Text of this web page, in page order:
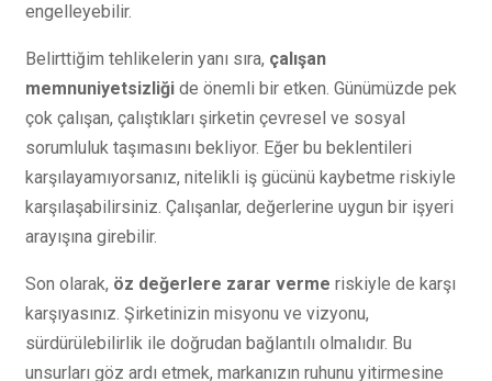
engelleyebilir.
Belirttiğim tehlikelerin yanı sıra, çalışan
memnuniyetsizliği de önemli bir etken. Günümüzde pek
çok çalışan, çalıştıkları şirketin çevresel ve sosyal
sorumluluk taşımasını bekliyor. Eğer bu beklentileri
karşılayamıyorsanız, nitelikli iş gücünü kaybetme riskiyle
karşılaşabilirsiniz. Çalışanlar, değerlerine uygun bir işyeri
arayışına girebilir.
Son olarak, öz değerlere zarar verme riskiyle de karşı
karşıyasınız. Şirketinizin misyonu ve vizyonu,
sürdürülebilirlik ile doğrudan bağlantılı olmalıdır. Bu
unsurları göz ardı etmek, markanızın ruhunu yitirmesine